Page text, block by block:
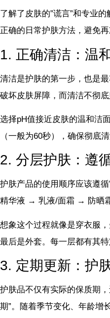
了解了皮肤的”谎言”和专业
正确的日常护肤方法，避免再
1. 正确清洁：温
清洁是护肤的第一步，也是
破坏皮肤屏障，而清洁不彻
选择pH值接近皮肤的温和洁
（一般为60秒），确保彻底
2. 分层护肤：遵
护肤产品的使用顺序应该遵
精华液 → 乳液/面霜 → 防晒
想象这个过程就像是穿衣服
最后是外套。每一层都有其特
3. 定期更新：护
护肤品不仅有实际的保质期
期”。随着季节变化、年龄增